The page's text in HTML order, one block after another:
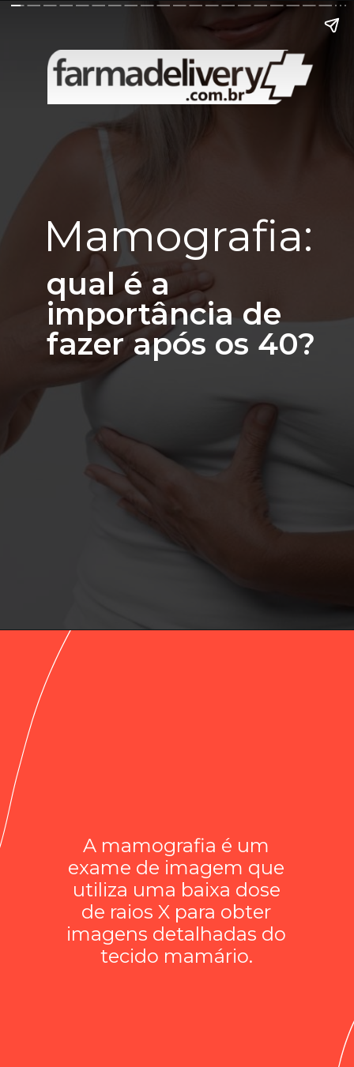
Mamografia:
qual é a
importância de
fazer após os 40?
A mamografia é um
exame de imagem que
utiliza uma baixa dose
de raios X para obter
imagens detalhadas do
tecido mamário.